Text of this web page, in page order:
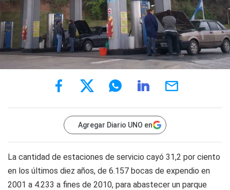
Agregar Diario UNO en
La cantidad de estaciones de servicio cayó 31,2 por ciento
en los últimos diez años, de 6.157 bocas de expendio en
2001 a 4.233 a fines de 2010, para abastecer un parque